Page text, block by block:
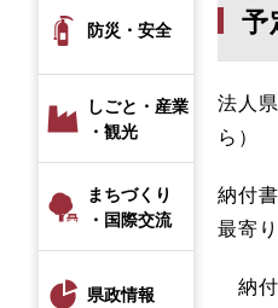
防災・安全
しごと・産業
・観光
まちづくり
・国際交流
県政情報
予
法人
ら）
納付
最寄
納